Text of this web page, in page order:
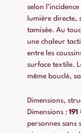
selon
lumière directe,
tamisée. Au
une chaleur
entre les
surface textile.
même bouclé,
Dimensions,
Dimensions :
personnes sans